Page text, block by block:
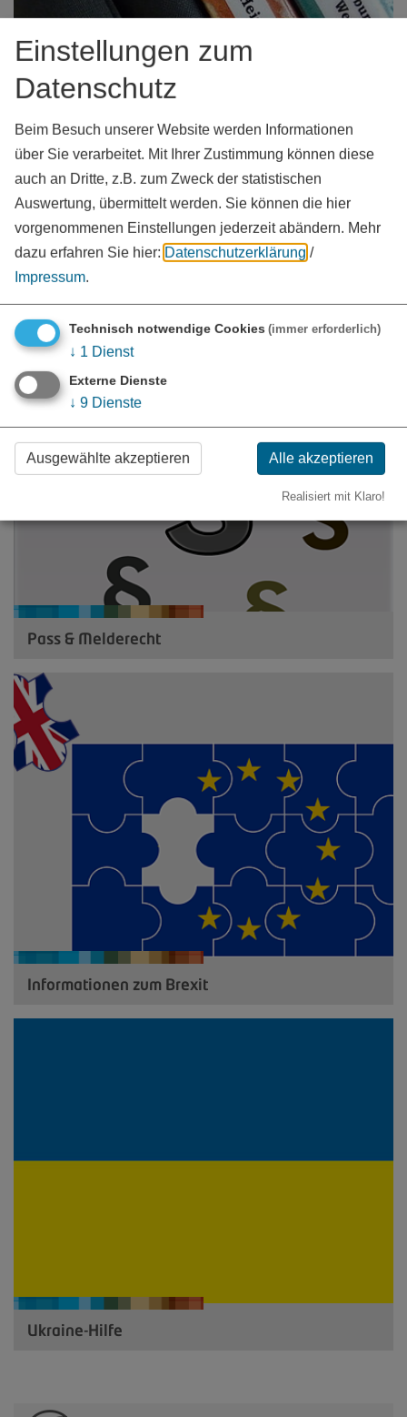
Pass & Melderecht
Informationen zum Brexit
Ukraine-Hilfe
Einstellungen zum
Datenschutz
Beim Besuch unserer Website werden Informationen
über Sie verarbeitet. Mit Ihrer Zustimmung können diese
auch an Dritte, z.B. zum Zweck der statistischen
Auswertung, übermittelt werden. Sie können die hier
vorgenommenen Einstellungen jederzeit abändern. Mehr
dazu erfahren Sie hier: Datenschutzerklärung /
Impressum.
Technisch notwendige Cookies (immer erforderlich)
↓ 1 Dienst
Externe Dienste
↓ 9 Dienste
Ausgewählte akzeptieren Alle akzeptieren
Realisiert mit Klaro!